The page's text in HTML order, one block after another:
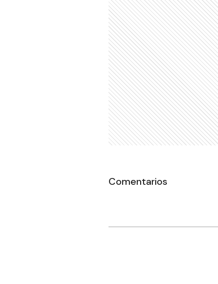
Comentarios